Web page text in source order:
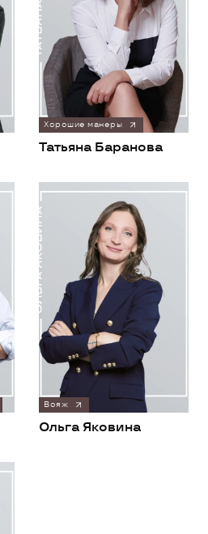
Хорошие манеры
Татьяна Баранова
Вояж
Ольга Яковина